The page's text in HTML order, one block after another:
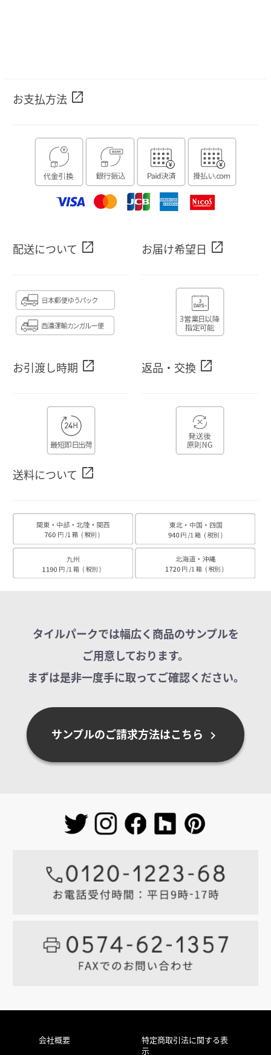
お支払方法 open_in_new
配送について open_in_new お届け希望日 open_in_new
お引渡し時期 open_in_new 返品・交換 open_in_new
送料について open_in_new
タイルパークでは幅広く商品のサンプルを
ご用意しております。
まずは是非一度手に取ってご確認ください。
サンプルのご請求方法はこちら chevron_right
会社概要
特定商取引法に関する表
示